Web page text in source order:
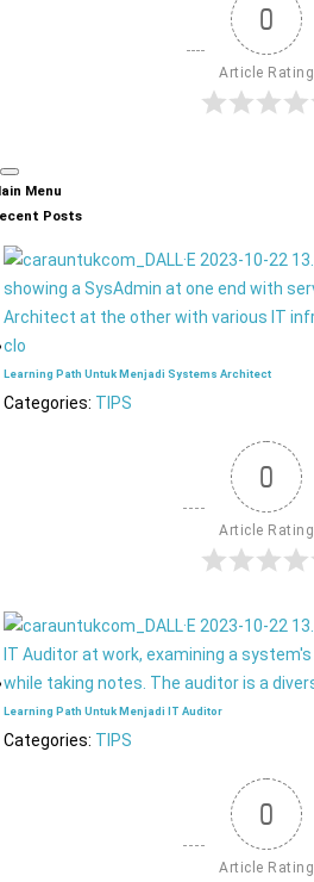
0
Article Rating
Menu
Posts
Learning Path Untuk Menjadi Systems Architect
Categories: TIPS
0
Article Rating
Learning Path Untuk Menjadi IT Auditor
Categories: TIPS
0
Article Rating